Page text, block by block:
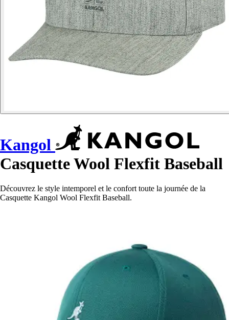
Kangol
Casquette Wool Flexfit Baseball
Découvrez le style intemporel et le confort toute la journée de la
Casquette Kangol Wool Flexfit Baseball.